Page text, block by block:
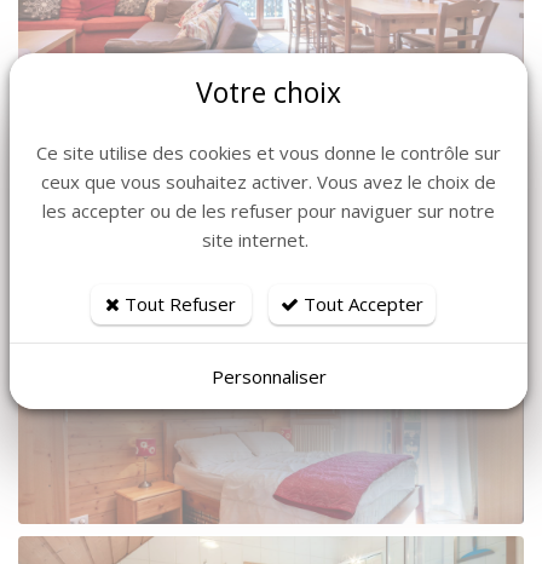
Votre choix
Ce site utilise des cookies et vous donne le contrôle sur
ceux que vous souhaitez activer. Vous avez le choix de
les accepter ou de les refuser pour naviguer sur notre
site internet.
Tout Refuser Tout Accepter
Personnaliser